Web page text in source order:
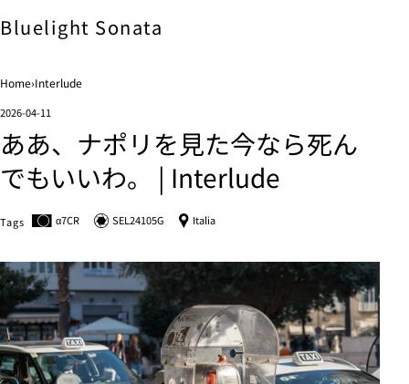
Bluelight Sonata
Home›Interlude
2026-04-11
ああ、ナポリを見た今なら死ん
でもいいわ。 | Interlude
Tags α7CR SEL24105G Italia